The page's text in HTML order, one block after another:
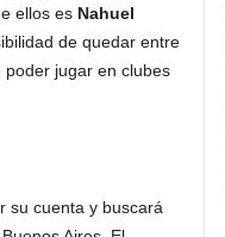
ellos es Nahuel
de quedar entre
poder jugar en clubes
su cuenta y buscará